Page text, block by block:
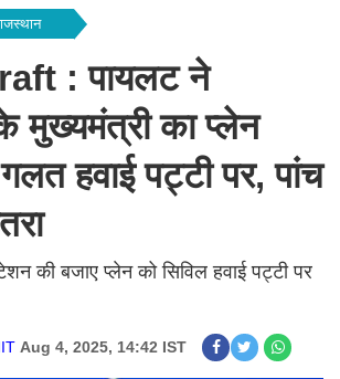
: पायलट ने
मुख्यमंत्री का प्लेन
गलत हवाई पट्टी पर, पांच
की बजाए प्लेन को सिविल हवाई पट्टी पर
Aug 4, 2025, 14:42 IST